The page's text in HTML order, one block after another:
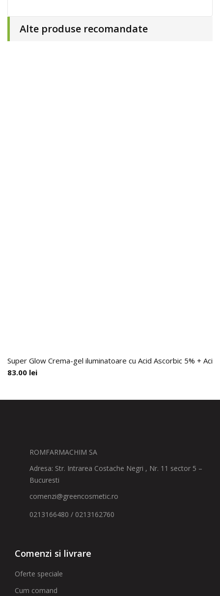
Alte produse recomandate
Super Glow Crema-gel iluminatoare cu Acid Ascorbic 5% +
83.00 lei
ROMFARMACHIM SA
Adresa: Str. Intrarea Costache Negri , Nr. 11 sector 5 –
Bucuresti
comenzi@greencosmetic.ro
0213166480 / 0213162760
Comenzi si livrare
Oferte speciale
Cum comand